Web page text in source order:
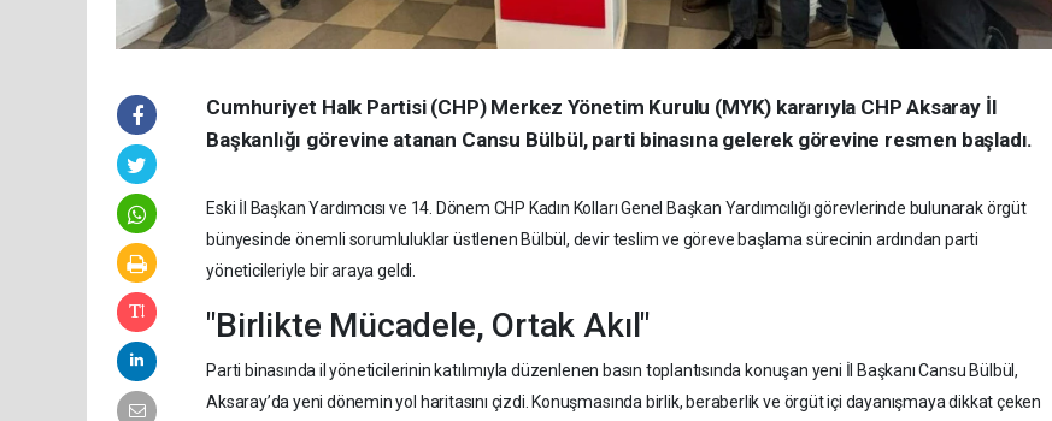
Cumhuriyet Halk Partisi (CHP) Merkez Yönetim Kurulu (MYK) kararıyla CHP Aksaray İl
Başkanlığı görevine atanan Cansu Bülbül, parti binasına gelerek görevine resmen başladı.
Eski İl Başkan Yardımcısı ve 14. Dönem CHP Kadın Kolları Genel Başkan Yardımcılığı görevlerinde bulunarak örgüt
bünyesinde önemli sorumluluklar üstlenen Bülbül, devir teslim ve göreve başlama sürecinin ardından parti
yöneticileriyle bir araya geldi.
"Birlikte Mücadele, Ortak Akıl"
Parti binasında il yöneticilerinin katılımıyla düzenlenen basın toplantısında konuşan yeni İl Başkanı Cansu Bülbül,
Aksaray’da yeni dönemin yol haritasını çizdi. Konuşmasında birlik, beraberlik ve örgüt içi dayanışmaya dikkat çeken